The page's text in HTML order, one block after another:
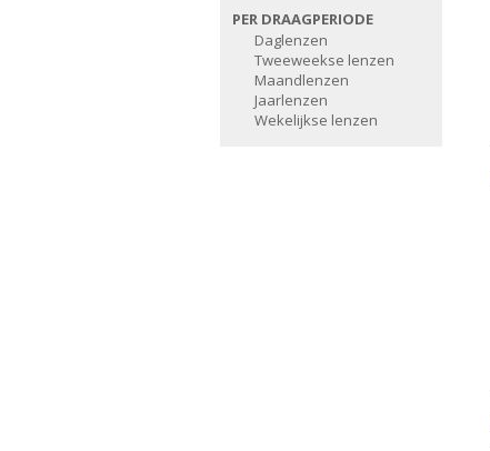
PER DRAAGPERIODE
Daglenzen
Tweeweekse lenzen
Maandlenzen
Jaarlenzen
Wekelijkse lenzen